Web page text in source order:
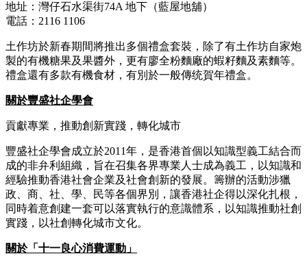
地址：灣仔石水渠街74A 地下（藍屋地舖）
電話：2116 1106
土作坊於新春期間將推出多個禮盒套裝，除了有土作坊自家炮
製的有機糖果及果醬外，更有廖全粉麵廠的蝦籽麵及素麵等。
禮盒還有多款有機食材，有別於一般傳统賀年禮盒。
關於豐盛社企學會
貢獻專業，推動創新實踐，轉化城市
豐盛社企學會成立於2011年，是香港首個以知識型義工結合而
成的非弁利組織，旨在召集各界專業人士成為義工，以知識和
經驗推動香港社會企業及社會創新的發展。籌辦的活動涉獵
政、商、社、學、民等各個界別，讓香港社企得以深化扎根，
同時着意創建一套可以落實執行的意識體系，以知識推動社創
實踐，以社創轉化城市文化。
關於「十一良心消費運動」